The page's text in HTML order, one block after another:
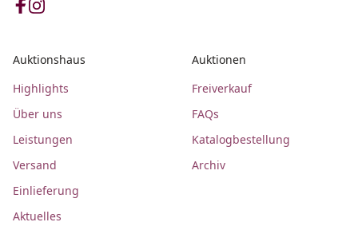
Auktionshaus
Highlights
Über uns
Leistungen
Versand
Einlieferung
Aktuelles
Auktionen
Freiverkauf
FAQs
Katalogbestellung
Archiv